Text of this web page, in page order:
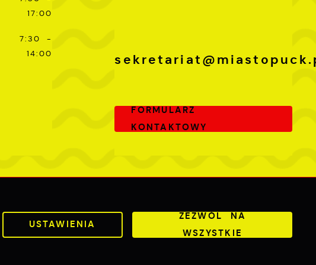
17:00
7:30 -
14:00
FORMULARZ
KONTAKTOWY
USTAWIENIA
ZEZWÓL NA
WSZYSTKIE